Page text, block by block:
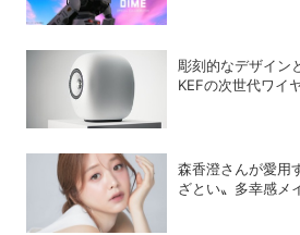
彫刻的なデザイン
KEFの次世代ワイ
森香澄さんが愛用
ざとい〟多幸感メ